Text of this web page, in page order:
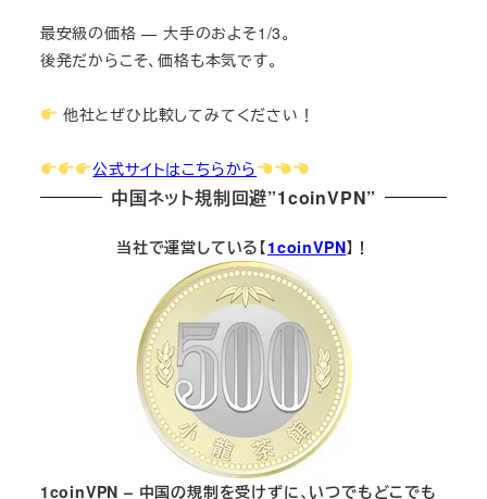
最安級の価格 — 大手のおよそ1/3。
後発だからこそ、価格も本気です。
他社とぜひ比較してみてください！
公式サイトはこちらから
中国ネット規制回避”1coinVPN”
当社で運営している【1coinVPN】！
1coinVPN – 中国の規制を受けずに、いつでもどこでも